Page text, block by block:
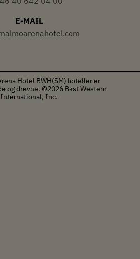
E-MAIL
Hotel BWH(SM) hoteller er
og drevne. ©2026 Best Western
International, Inc.